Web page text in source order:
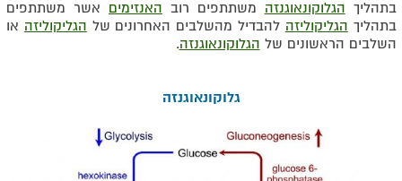
בתהליך הגלוקונאוגנזה משתתפים רוב האנזימים אשר משתתפים
בתהליך הגליקוליזה להבדיל מהשלבים האחרונים של הגליקוליזה או
השלבים הראשונים של הגלוקונאוגנזה.
גלוקונאוגנזה